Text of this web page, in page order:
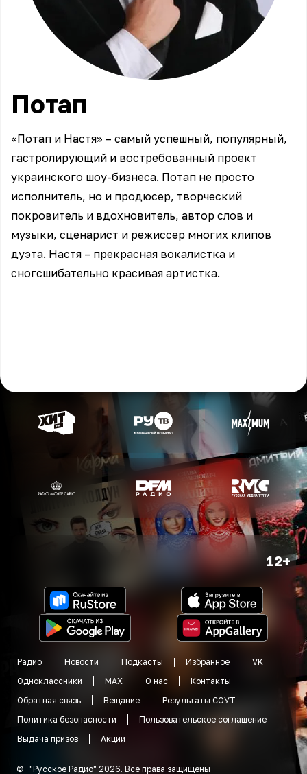
Потап
«Потап и Настя» – самый успешный, популярный,
гастролирующий и востребованный проект
украинского шоу-бизнеса. Потап не просто
исполнитель, но и продюсер, творческий
покровитель и вдохновитель, автор слов и
музыки, сценарист и режиссер многих клипов
дуэта. Настя – прекрасная вокалистка и
сногсшибательно красивая артистка.
12+
Радио Новости Подкасты Избранное
VK
Одноклассники
MAX О нас
Контакты
Обратная связь
Вещание
Результаты СОУТ
Политика безопасности
Пользовательское соглашение
Выдача призов
Акции
© "Русское Радио" 2026. Все права защищены